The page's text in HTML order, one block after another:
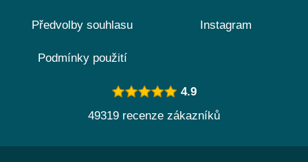
Předvolby souhlasu
Podmínky použití
Instagram
4.9
49319 recenze zákazníků